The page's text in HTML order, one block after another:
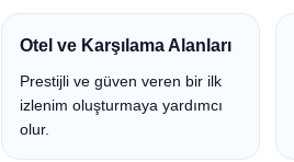
Otel ve Karşılama Alanları
Prestijli ve güven veren bir ilk
izlenim oluşturmaya yardımcı
olur.